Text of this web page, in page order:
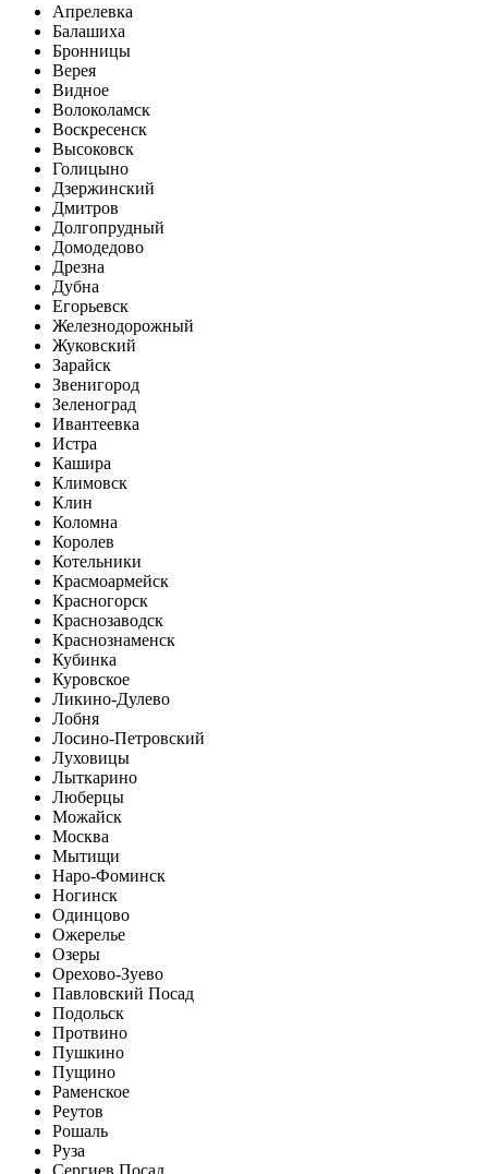
Апрелевка
Балашиха
Бронницы
Верея
Видное
Волоколамск
Воскресенск
Высоковск
Голицыно
Дзержинский
Дмитров
Долгопрудный
Домодедово
Дрезна
Дубна
Егорьевск
Железнодорожный
Жуковский
Зарайск
Звенигород
Зеленоград
Ивантеевка
Истра
Кашира
Климовск
Клин
Коломна
Королев
Котельники
Красмоармейск
Красногорск
Краснозаводск
Краснознаменск
Кубинка
Куровское
Ликино-Дулево
Лобня
Лосино-Петровский
Луховицы
Лыткарино
Люберцы
Можайск
Москва
Мытищи
Наро-Фоминск
Ногинск
Одинцово
Ожерелье
Озеры
Орехово-Зуево
Павловский Посад
Подольск
Протвино
Пушкино
Пущино
Раменское
Реутов
Рошаль
Руза
Сергиев Посад